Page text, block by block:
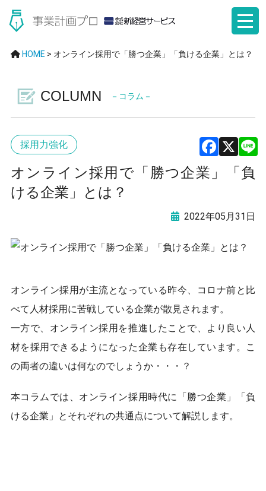
HOME > オンライン採用で「勝つ企業」「負ける企業」とは？
COLUMN －コラム－
採用力強化
F
ce
b
o
k
X
オンライン採用で「勝つ企業」「負
ける企業」とは？
2022年05月31日
オンライン採用が主流となっている昨今、コロナ前と比
べて人材採用に苦戦している企業が散見されます。
一方で、オンライン採用を推進したことで、より良い人
材を採用できるようになった企業も存在しています。こ
の両者の違いは何なのでしょうか・・・？
本コラムでは、オンライン採用時代に「勝つ企業」「負
ける企業」とそれぞれの共通点について解説します。